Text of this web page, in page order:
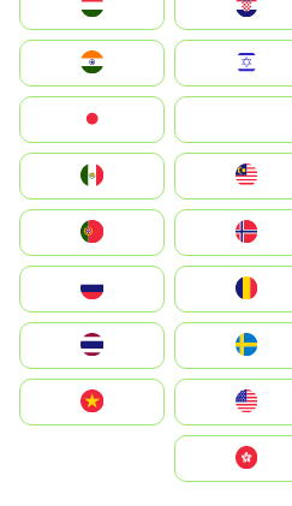
Hrvatska
Magyarország
Indonesia
South Korea
Nederland
Portugal
România
Slovensko
United States
Vietnam